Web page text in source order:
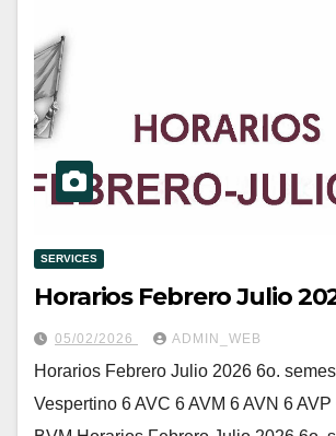
SERVICES
Horarios Febrero Julio
05/02/2026 ADMIN_WEB
Horarios Febrero Julio 2026 6o.
Vespertino 6 AVC 6 AVM 6 AVN 6